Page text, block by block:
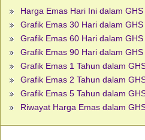
Harga Emas Hari Ini dalam GHS
Grafik Emas 30 Hari dalam GHS
Grafik Emas 60 Hari dalam GHS
Grafik Emas 90 Hari dalam GHS
Grafik Emas 1 Tahun dalam
Grafik Emas 2 Tahun dalam
Grafik Emas 5 Tahun dalam
Riwayat Harga Emas dalam